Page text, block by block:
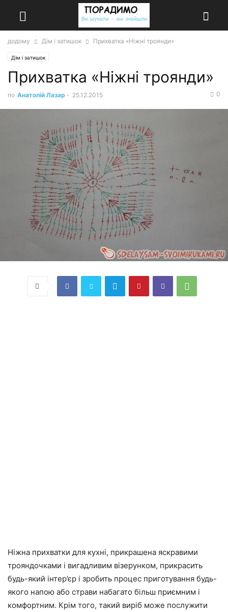
додому Дім і затишок Прихватка «Ніжні троянди»
Дім і затишок
Прихватка «Ніжні троянди»
по Анатолій Лазар - 25.12.2015 0
Ніжна прихватки для кухні, прикрашена яскравими
трояндочками і вигадливим візерунком, прикрасить
будь-який інтер’єр і зробить процес приготування будь-
якого напою або страви набагато більш приємним і
комфортним. Крім того, такий виріб може послужити